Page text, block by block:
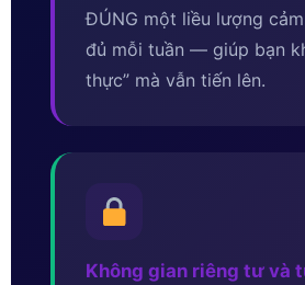
ĐÚNG một liều lượng
đủ mỗi tuần — giúp bạn
thực” mà vẫn tiến lên.
Không gian riêng tư và